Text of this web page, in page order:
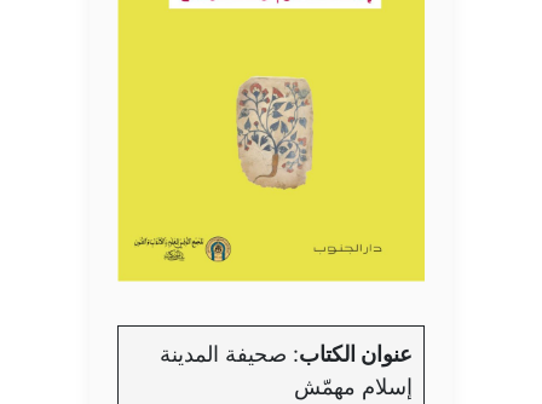
عنوان الكتاب: صحيفة المدينة
إسلام مهمّش